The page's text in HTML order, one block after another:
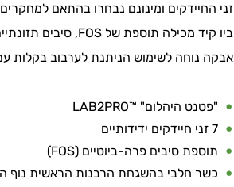
זני החיידקים ומינונם נבחרו בהתאם
ביו קיד מכילה תוספת של FOS, סיבים תזונתיים פרה-ביוטיים המהווים מצע ומעודדים את שגשוג החיידקים ושרידותם.
אבקה נוחה לשימוש הניתנת לערבוב בקלות
"פטנט היהלום" ™
LAB2PRO
7 זני חיידקים ידידותיים
תוספת סיבים פרה-ביוטיים (FOS
)
כשר חלבי בהשגחת הרבנות הראשית נוף